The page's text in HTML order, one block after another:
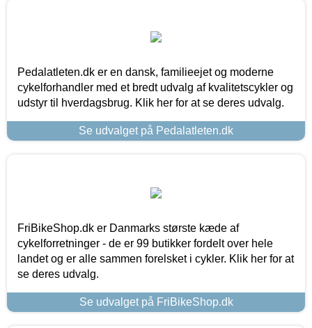
Pedalatleten.dk er en dansk, familieejet og moderne
cykelforhandler med et bredt udvalg af kvalitetscykler og
udstyr til hverdagsbrug. Klik her for at se deres udvalg.
Se udvalget på Pedalatleten.dk
FriBikeShop.dk er Danmarks største kæde af
cykelforretninger - de er 99 butikker fordelt over hele
landet og er alle sammen forelsket i cykler. Klik her for at
se deres udvalg.
Se udvalget på FriBikeShop.dk